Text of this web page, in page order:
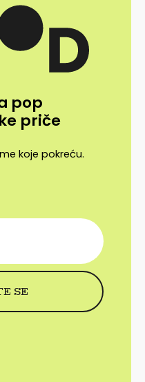
pop
priče
koje pokreću.